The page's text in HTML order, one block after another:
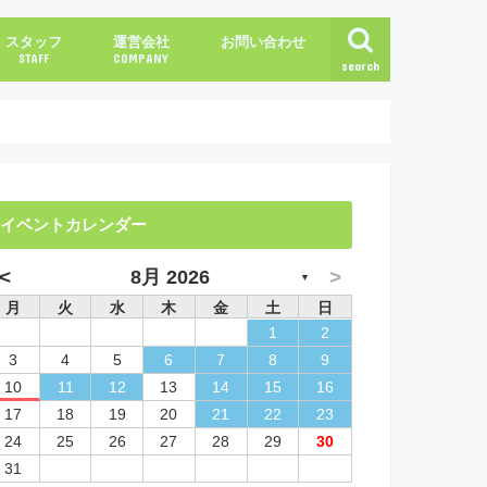
search
スタッフ
STAFF
運営会社
COMPANY
お問い合わせ
加古川ファンクラブへの掲載依頼
イベントカレンダー
8月 2026 ▼ >
月 火 水 木 金 土
日
1
2
3
4 5 6 7 8
9
10
11 12 13 14 15
16
17
18 19 20 21 22
23
24
25 26 27 28 29
30
31